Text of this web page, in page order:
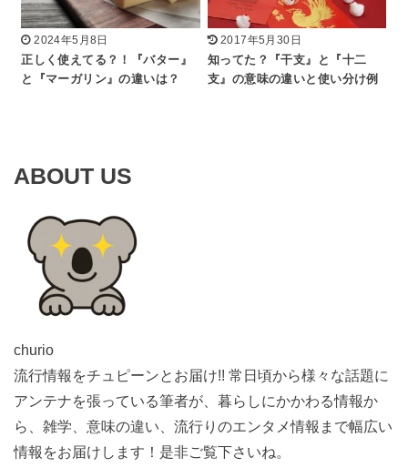
2024年5月8日
正しく使えてる？！『バター』
と『マーガリン』の違いは？
2017年5月30日
知ってた？『干支』と『十二
支』の意味の違いと使い分け例
ABOUT US
churio
流行情報をチュピーンとお届け!! 常日頃から様々な話題に
アンテナを張っている筆者が、暮らしにかかわる情報か
ら、雑学、意味の違い、流行りのエンタメ情報まで幅広い
情報をお届けします！是非ご覧下さいね。